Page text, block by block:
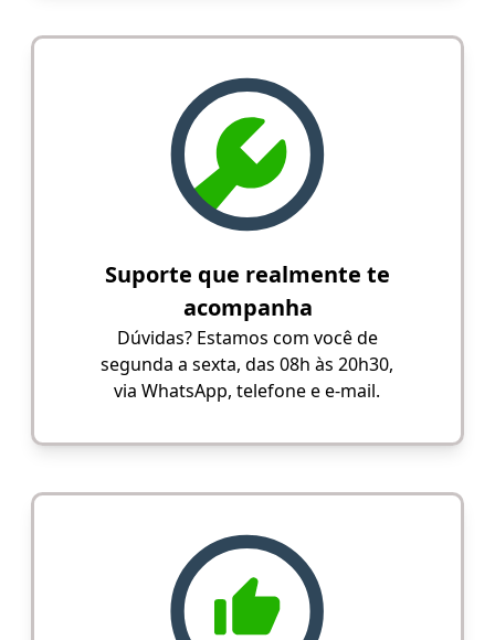
Suporte que realmente te
acompanha
Dúvidas? Estamos com você de
segunda a sexta, das 08h às 20h30,
via WhatsApp, telefone e e-mail.